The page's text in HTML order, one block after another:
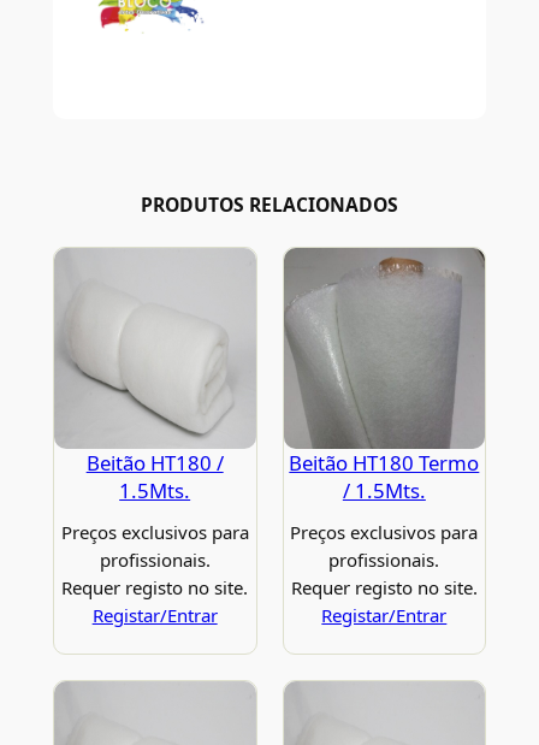
PRODUTOS RELACIONADOS
Beitão HT180 /
1.5Mts.
Preços exclusivos para
profissionais.
Requer registo no site.
Registar/Entrar
Beitão HT180 Termo
/ 1.5Mts.
Preços exclusivos para
profissionais.
Requer registo no site.
Registar/Entrar